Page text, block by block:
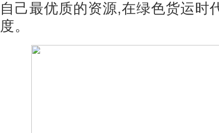
自己最优质的资源,在绿色货运时
度。